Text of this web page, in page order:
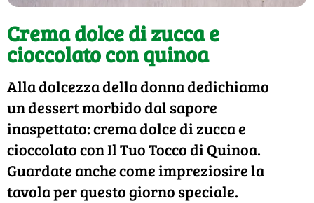
Crema dolce di zucca e
cioccolato con quinoa
Alla dolcezza della donna dedichiamo
un dessert morbido dal sapore
inaspettato: crema dolce di zucca e
cioccolato con Il Tuo Tocco di Quinoa.
Guardate anche come impreziosire la
tavola per questo giorno speciale.